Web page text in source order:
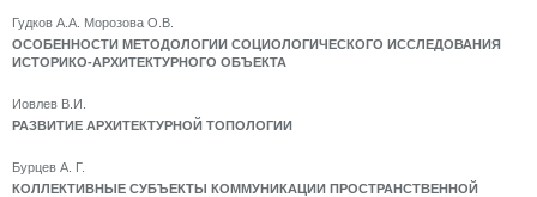
Гудков А.А. Морозова О.В.
ОСОБЕННОСТИ МЕТОДОЛОГИИ СОЦИОЛОГИЧЕСКОГО ИССЛЕДОВАНИЯ
ИСТОРИКО-АРХИТЕКТУРНОГО ОБЪЕКТА
Иовлев В.И.
РАЗВИТИЕ АРХИТЕКТУРНОЙ ТОПОЛОГИИ
Бурцев А. Г.
КОЛЛЕКТИВНЫЕ СУБЪЕКТЫ КОММУНИКАЦИИ ПРОСТРАНСТВЕННОЙ